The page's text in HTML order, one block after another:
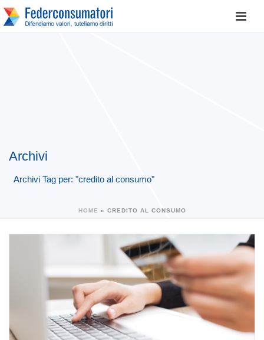
Archivi
Archivi Tag per: "credito al consumo"
HOME » CREDITO AL CONSUMO